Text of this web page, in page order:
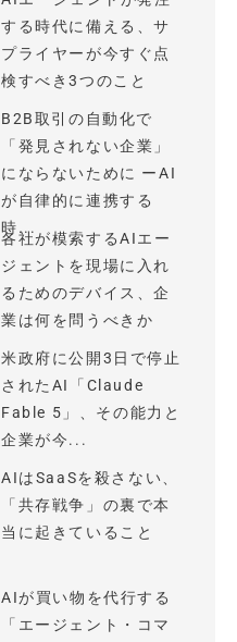
する時代に備える、サ
プライヤーが今すぐ点
検すべき3つのこと
B2B取引の自動化で
「発見されない企業」
にならないために ーAI
が自律的に連携する
時...
各社が模索するAIエー
ジェントを現場に入れ
るためのデバイス、企
業は何を問うべきか
米政府に公開3日で停止
されたAI「Claude
Fable 5」、その能力と
企業が今...
AIはSaaSを殺さない、
「共存戦争」の裏で本
当に起きていること
AIが買い物を代行する
「エージェント・コマ